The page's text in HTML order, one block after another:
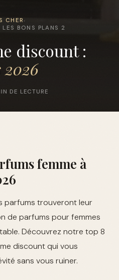
CHER ›
BONS PLANS 2
discount :
2026
DE LECTURE
femme à
parfums trouveront leur
de parfums pour femmes
Découvrez notre top 8
discount qui vous
sans vous ruiner.